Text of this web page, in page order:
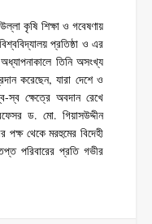
কৃষি শিক্ষা ও গবেষণায়
প্রতিষ্ঠা ও এর
তিনি অসংখ্য
করেছেন, যারা দেশে ও
ক্ষেত্রে অবদান রেখে
ড. মো. গিয়াসউদ্দীন
পক্ষ থেকে মরহুমের বিদেহী
পরিবারের প্রতি গভীর